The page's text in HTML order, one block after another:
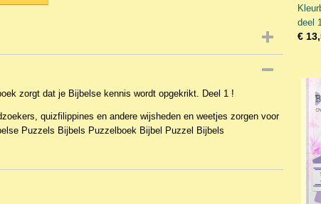
zorgt dat je Bijbelse kennis wordt opgekrikt. Deel 1 !
quizfilippines en andere wijsheden en weetjes zorgen voor
Puzzels Bijbels Puzzelboek Bijbel Puzzel Bijbels
deel
€